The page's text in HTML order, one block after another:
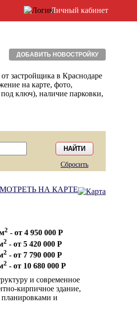
Личный кабинет
ДОБАВИТЬ НОВОСТРОЙКУ
застройщика в Краснодаре
на карте, фото,
ключ), наличие парковки,
Сбросить
НА КАРТЕ
2 - от 4 950 000 Р
2 - от 5 420 000 Р
2 - от 7 790 000 Р
2 - от 10 680 000 Р
и современное
кирпичное здание,
и